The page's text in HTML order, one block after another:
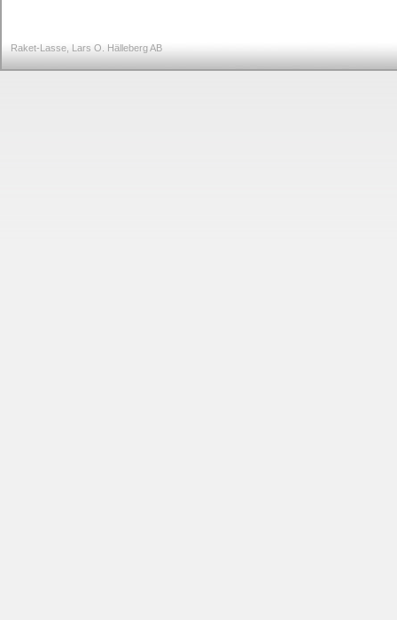
Raket-Lasse, Lars O. Hälleberg AB